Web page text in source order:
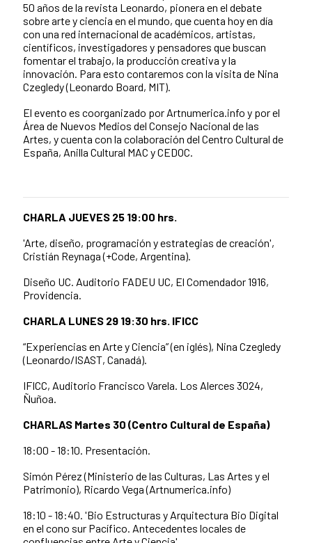
50 años de la revista Leonardo, pionera en el debate
sobre arte y ciencia en el mundo, que cuenta hoy en día
con una red internacional de académicos, artistas,
científicos, investigadores y pensadores que buscan
fomentar el trabajo, la producción creativa y la
innovación. Para esto contaremos con la visita de Nina
Czegledy (Leonardo Board, MIT).
El evento es coorganizado por Artnumerica.info y por el
Área de Nuevos Medios del Consejo Nacional de las
Artes, y cuenta con la colaboración del Centro Cultural de
España, Anilla Cultural MAC y CEDOC.
CHARLA JUEVES 25 19:00 hrs.
'Arte, diseño, programación y estrategias de creación',
Cristián Reynaga (+Code, Argentina).
Diseño UC. Auditorio FADEU UC, El Comendador 1916,
Providencia.
CHARLA LUNES 29 19:30 hrs. IFICC
“Experiencias en Arte y Ciencia” (en iglés), Nina Czegledy
(Leonardo/ISAST, Canadá).
IFICC, Auditorio Francisco Varela. Los Alerces 3024,
Ñuñoa.
CHARLAS Martes 30 (Centro Cultural de España)
18:00 - 18:10. Presentación.
Simón Pérez (Ministerio de las Culturas, Las Artes y el
Patrimonio), Ricardo Vega (Artnumerica.info)
18:10 - 18:40. 'Bio Estructuras y Arquitectura Bio Digital
en el cono sur Pacífico. Antecedentes locales de